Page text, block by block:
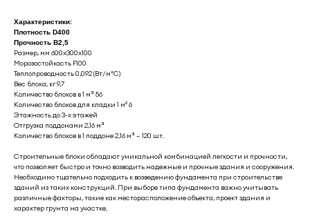
Характеристики:
Плотность D400
Прочность B2,5
Размер, мм 600x300x100
Морозостойкость F100
Теплопроводность 0,092 (Вт/м°С)
Вес блока, кг 9,7
Количество блоков в 1 м³ 56
Количество блоков для кладки 1 м² 6
Этажность до 3-х этажей
Отгрузка поддонами 2,16 м³
Количество блоков в 1 поддоне 2,16 м³ — 120 шт.
Строительные блоки обладают уникальной комбинацией легкости и прочности,
что позволяет быстро и точно возводить надежные и прочные здания и сооружения.
Необходимо тщательно подходить к возведению фундамента при строительстве
зданий из таких конструкций. При выборе типа фундамента важно учитывать
различные факторы, такие как месторасположение объекта, проект здания и
характер грунта на участке.